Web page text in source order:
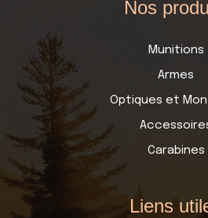
Nos
Munitions
Armes
Optiques et
Carabines
Liens